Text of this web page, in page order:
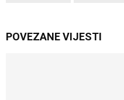
POVEZANE VIJESTI